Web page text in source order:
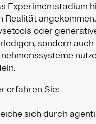
Experimentstadium
oder
sondern
erfahren Sie:
sich durch